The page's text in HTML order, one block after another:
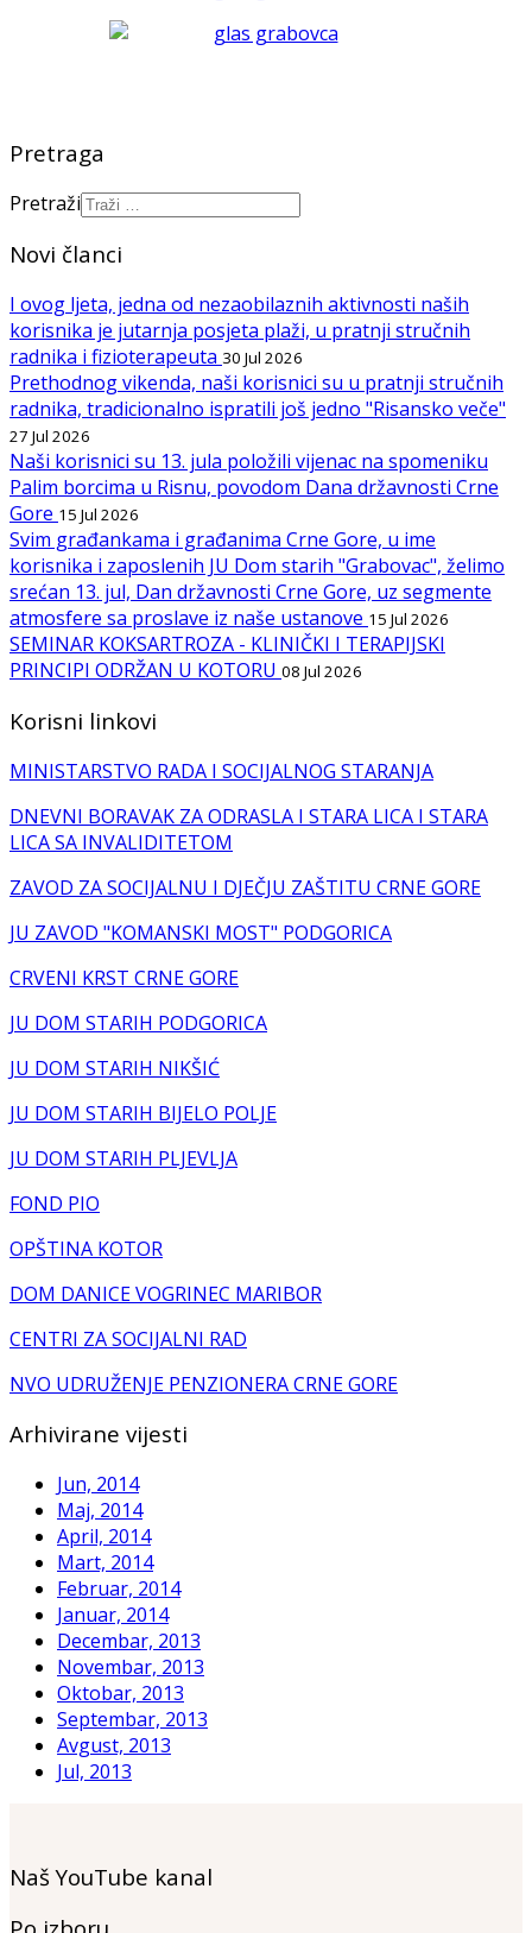
Pretraga
Pretraži
Novi članci
I ovog ljeta, jedna od nezaobilaznih aktivnosti naših
korisnika je jutarnja posjeta plaži, u pratnji stručnih
radnika i fizioterapeuta 30 Jul 2026
Prethodnog vikenda, naši korisnici su u pratnji stručnih
radnika, tradicionalno ispratili još jedno "Risansko veče"
27 Jul 2026
Naši korisnici su 13. jula položili vijenac na spomeniku
Palim borcima u Risnu, povodom Dana državnosti Crne
Gore 15 Jul 2026
Svim građankama i građanima Crne Gore, u ime
korisnika i zaposlenih JU Dom starih "Grabovac", želimo
srećan 13. jul, Dan državnosti Crne Gore, uz segmente
atmosfere sa proslave iz naše ustanove 15 Jul 2026
SEMINAR KOKSARTROZA - KLINIČKI I TERAPIJSKI
PRINCIPI ODRŽAN U KOTORU 08 Jul 2026
Korisni linkovi
MINISTARSTVO RADA I SOCIJALNOG STARANJA
DNEVNI BORAVAK ZA ODRASLA I STARA LICA I STARA
LICA SA INVALIDITETOM
ZAVOD ZA SOCIJALNU I DJEČJU ZAŠTITU CRNE GORE
JU ZAVOD "KOMANSKI MOST" PODGORICA
CRVENI KRST CRNE GORE
JU DOM STARIH PODGORICA
JU DOM STARIH NIKŠIĆ
JU DOM STARIH BIJELO POLJE
JU DOM STARIH PLJEVLJA
FOND PIO
OPŠTINA KOTOR
DOM DANICE VOGRINEC MARIBOR
CENTRI ZA SOCIJALNI RAD
NVO UDRUŽENJE PENZIONERA CRNE GORE
Arhivirane vijesti
Jun, 2014
Maj, 2014
April, 2014
Mart, 2014
Februar, 2014
Januar, 2014
Decembar, 2013
Novembar, 2013
Oktobar, 2013
Septembar, 2013
Avgust, 2013
Jul, 2013
Naš YouTube kanal